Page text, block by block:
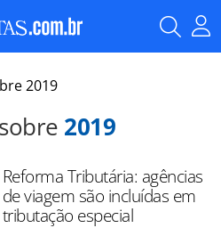
2019
2019
Reforma Tributária: agências
de viagem são incluídas em
tributação especial